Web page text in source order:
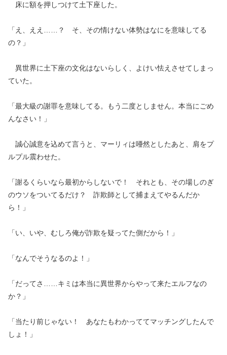
床に額を押しつけて土下座した。
「え、ええ……？ そ、その情けない体勢はなにを意味してる
の？」
異世界に土下座の文化はないらしく、よけい怯えさせてしまっ
ていた。
「最大級の謝罪を意味してる。もう二度としません。本当にごめ
んなさい！」
誠心誠意を込めて言うと、マーリィは唖然としたあと、肩をプ
ルプル震わせた。
「謝るくらいなら最初からしないで！ それとも、その場しのぎ
のウソをついてるだけ？ 詐欺師として捕まえてやるんだか
ら！」
「い、いや、むしろ俺が詐欺を疑ってた側だから！」
「なんでそうなるのよ！」
「だってさ……キミは本当に異世界からやって来たエルフなの
か？」
「当たり前じゃない！ あなたもわかっててマッチングしたんで
しょ！」